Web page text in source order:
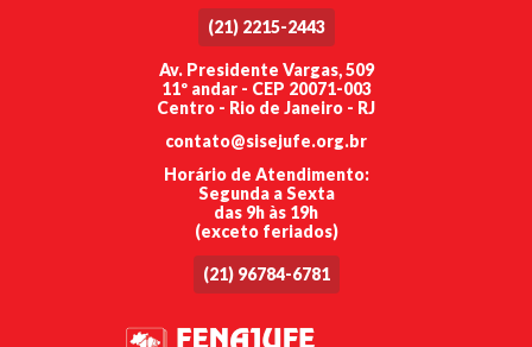
(21) 2215-2443
Av. Presidente Vargas, 509
11º andar - CEP 20071-003
Centro - Rio de Janeiro - RJ
contato@sisejufe.org.br
Horário de Atendimento:
Segunda a Sexta
das 9h às 19h
(exceto feriados)
(21) 96784-6781